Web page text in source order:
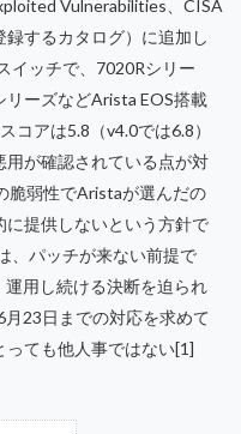
Vulnerabilities、CISA
するカタログ）に追加し
イッチで、7020Rシリー
ーズなどArista EOS搭載
コアは5.8（v4.0では6.8）
が確認されている点が対
脆弱性でAristaが選んだの
提供しないという方針で
、パッチが来ない前提で
用し続ける決断を迫られ
23日までの対応を求めて
ても他人事ではない[1]